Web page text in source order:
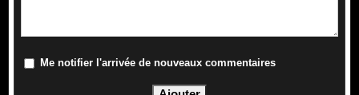
Me notifier l'arrivée de nouveaux commentaires